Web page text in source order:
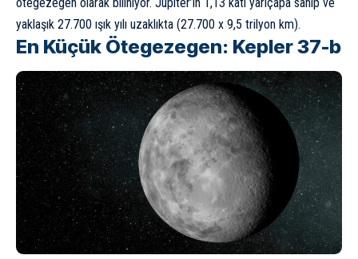
yaklaşık 27.700 ışık yılı uzaklıkta (27.700 x 9,5 trilyon km).
En Küçük Ötegezegen: Kepler 37-b